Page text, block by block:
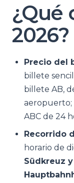
¿Qué
2026?
Precio del
billete
billete AB,
aeropuerto;
ABC de 24
Recorrido
horario de
Südkreuz